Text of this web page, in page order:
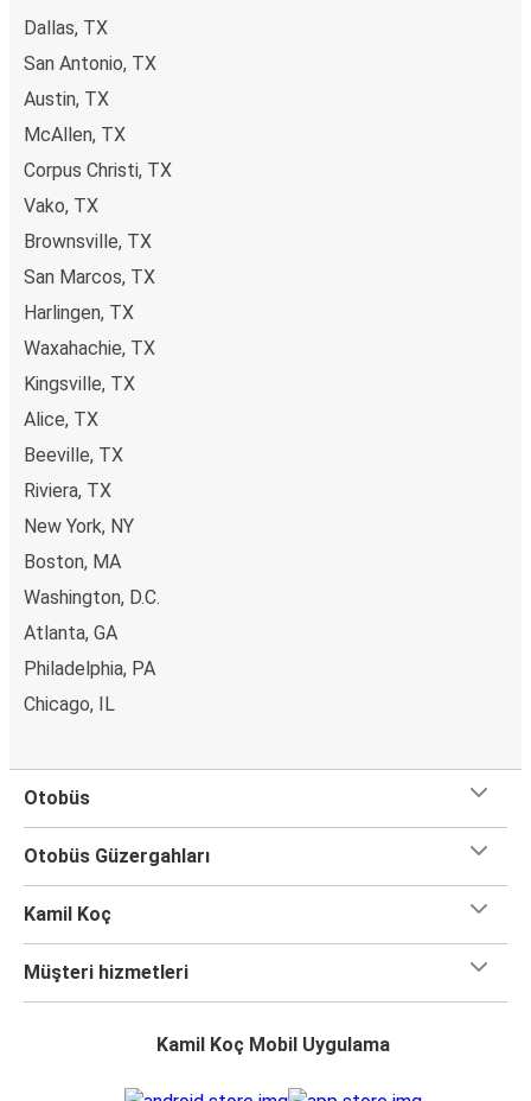
Dallas, TX
San Antonio, TX
Austin, TX
McAllen, TX
Corpus Christi, TX
Vako, TX
Brownsville, TX
San Marcos, TX
Harlingen, TX
Waxahachie, TX
Kingsville, TX
Alice, TX
Beeville, TX
Riviera, TX
New York, NY
Boston, MA
Washington, D.C.
Atlanta, GA
Philadelphia, PA
Chicago, IL
Otobüs
Otobüs Güzergahları
Kamil Koç
Müşteri hizmetleri
Kamil Koç Mobil Uygulama